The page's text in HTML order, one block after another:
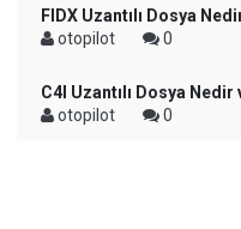
FIDX Uzantılı Dosya
otopilot
0
C4I Uzantılı Dosya
otopilot
0